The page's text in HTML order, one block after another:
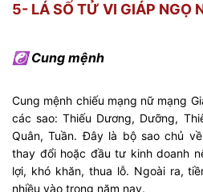
5- LÁ SỐ TỬ VI GIÁP NGỌ
☯ Cung mệnh
Cung mệnh chiếu mạng nữ mạng
các sao: Thiếu Dương, Dưỡng,
Quân, Tuần. Đây là bộ sao chủ
thay đổi hoặc đầu tư kinh doanh
lợi, khó khăn, thua lỗ. Ngoài ra,
nhiều vào trong năm nay.